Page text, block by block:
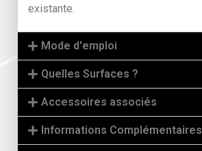
existante.
Mode d'emploi
Quelles Surfaces ?
Accessoires associés
Informations Complémentaires